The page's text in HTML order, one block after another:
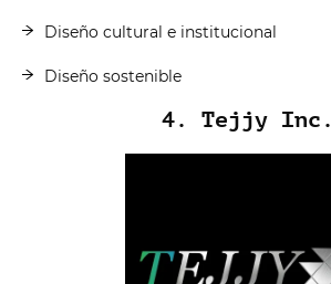
Diseño cultural e institucional
Diseño sostenible
4. Tejjy Inc.